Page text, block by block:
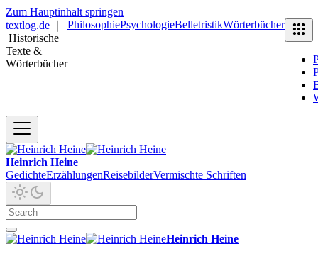
Zum Hauptinhalt springen
textlog.de
Historische
Texte &
Wörterbücher
PhilosophiePsychologieBelletristikWörterbücher
Heinrich Heine
GedichteErzählungenReisebilderVermischte Schriften
Heinrich Heine